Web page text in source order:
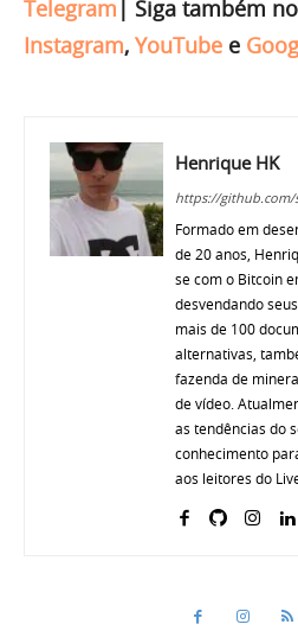
Telegram | Siga também no
Instagram, YouTube e
Henrique HK
https://github.com/
Formado em
de 20 anos,
se com o Bitcoin
desvendando
mais de 100
alternativas,
fazenda de
de vídeo.
as tendências do
conhecimento
aos leitores do